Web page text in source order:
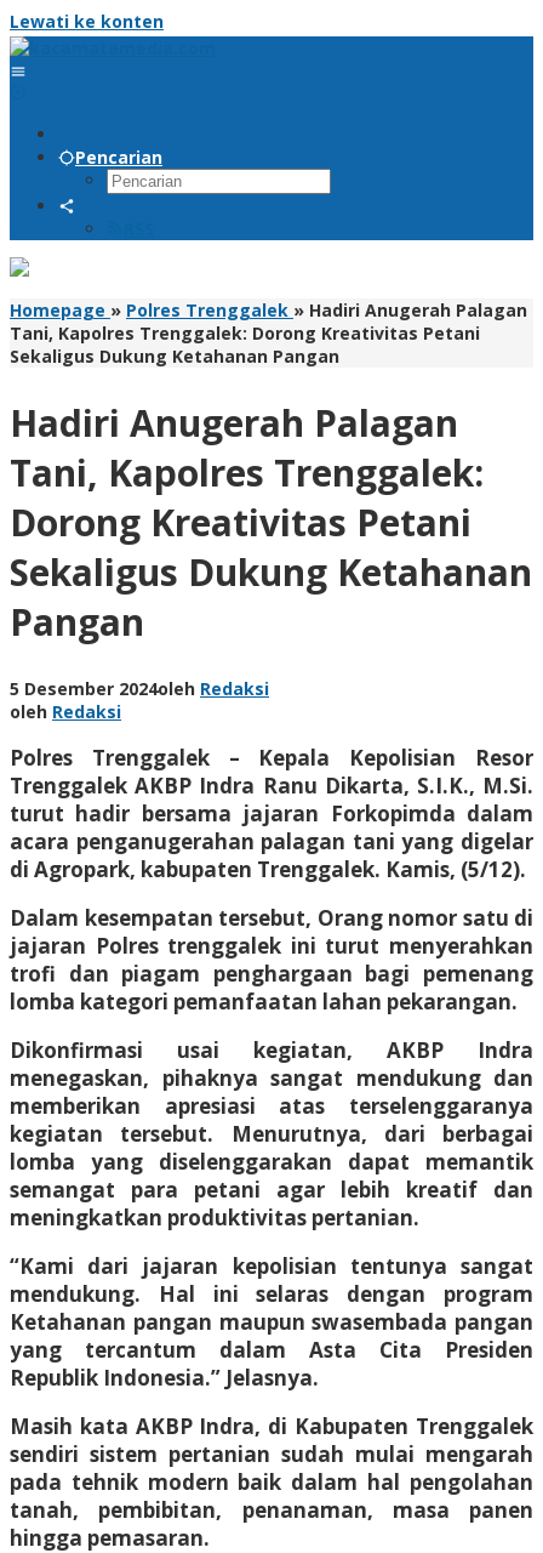
Lewati ke konten
Pencarian
Homepage » Polres Trenggalek » Hadiri Anugerah Palagan
Tani, Kapolres Trenggalek: Dorong Kreativitas Petani
Sekaligus Dukung Ketahanan Pangan
Hadiri Anugerah Palagan
Tani, Kapolres Trenggalek:
Dorong Kreativitas Petani
Sekaligus Dukung Ketahanan
Pangan
5 Desember 2024oleh Redaksi
oleh Redaksi
Polres Trenggalek – Kepala Kepolisian Resor
Trenggalek AKBP Indra Ranu Dikarta, S.I.K., M.Si.
turut hadir bersama jajaran Forkopimda dalam
acara penganugerahan palagan tani yang digelar
di Agropark, kabupaten Trenggalek. Kamis, (5/12).
Dalam kesempatan tersebut, Orang nomor satu di
jajaran Polres trenggalek ini turut menyerahkan
trofi dan piagam penghargaan bagi pemenang
lomba kategori pemanfaatan lahan pekarangan.
Dikonfirmasi usai kegiatan, AKBP Indra
menegaskan, pihaknya sangat mendukung dan
memberikan apresiasi atas terselenggaranya
kegiatan tersebut. Menurutnya, dari berbagai
lomba yang diselenggarakan dapat memantik
semangat para petani agar lebih kreatif dan
meningkatkan produktivitas pertanian.
“Kami dari jajaran kepolisian tentunya sangat
mendukung. Hal ini selaras dengan program
Ketahanan pangan maupun swasembada pangan
yang tercantum dalam Asta Cita Presiden
Republik Indonesia.” Jelasnya.
Masih kata AKBP Indra, di Kabupaten Trenggalek
sendiri sistem pertanian sudah mulai mengarah
pada tehnik modern baik dalam hal pengolahan
tanah, pembibitan, penanaman, masa panen
hingga pemasaran.